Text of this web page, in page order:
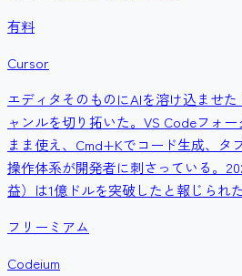
有料
Cursor
エディタそのものにAIを溶け込ませ
ャンルを切り拓いた。VS Codeフォ
まま使え、Cmd+Kでコード生成、タ
操作体系が開発者に刺さっている。
益）は1億ドルを突破したと報じられた
フリーミアム
Codeium